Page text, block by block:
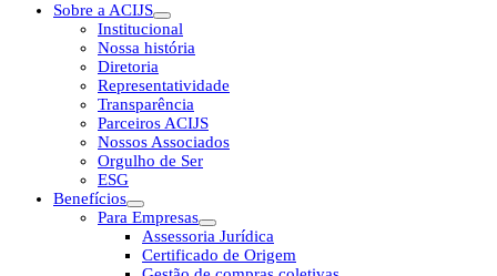
Sobre a ACIJS
Institucional
Nossa história
Diretoria
Representatividade
Transparência
Parceiros ACIJS
Nossos Associados
Orgulho de Ser
ESG
Benefícios
Para Empresas
Assessoria Jurídica
Certificado de Origem